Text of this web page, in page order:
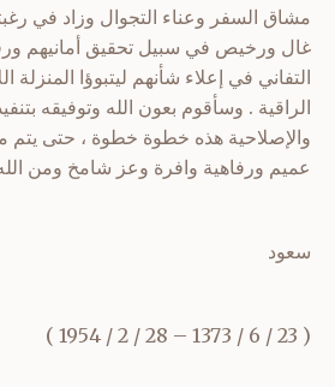
مشاق السفر وعناء التجوال وزاد في
غال ورخيص في سبيل تحقيق أمانيهم
التفاني في إعلاء شأنهم ليتبوؤا المنزلة
الراقية . وسأقوم بعون الله وتوفيقه
والإصلاحية هذه خطوة خطوة ، حتى يتم
عميم ورفاهية وافرة وعز شامخ ومن
سعود
( 23 / 6 / 1373 – 28 / 2 / 1954 )